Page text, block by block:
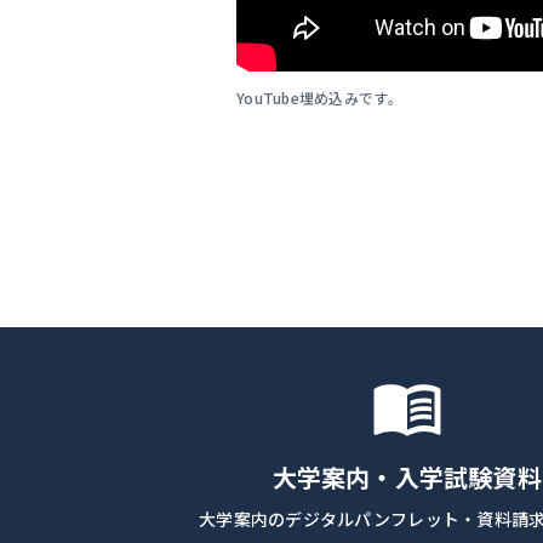
YouTube埋め込みです。
大学案内・入学試験資料
大学案内のデジタルパンフレット・資料請